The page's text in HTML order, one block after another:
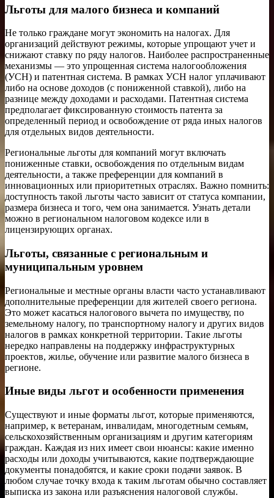
Льготы для малого бизнеса и компаний
Не только граждане могут экономить на налогах. Для
организаций действуют режимы, которые упрощают учет и
снижают ставку по ряду налогов. Наиболее распространенные
механизмы — это упрощенная система налогообложения
(УСН) и патентная система. В рамках УСН налог уплачивают
либо на основе доходов (с пониженной ставкой), либо на
разнице между доходами и расходами. Патентная система
предполагает фиксированную стоимость патента за
определенный период и освобождение от ряда иных налогов
для отдельных видов деятельности.
Региональные льготы для компаний могут включать
пониженные ставки, освобождения по отдельным видам
деятельности, а также преференции для компаний в
инновационных или приоритетных отраслях. Важно помнить:
доступность такой льготы часто зависит от статуса компании,
размера бизнеса и того, чем она занимается. Узнать детали
можно в региональном налоговом кодексе или в
лицензирующих органах.
Льготы, связанные с региональным и
муниципальным уровнем
Региональные и местные органы власти часто устанавливают
дополнительные преференции для жителей своего региона.
Это может касаться налогового вычета по имуществу, по
земельному налогу, по транспортному налогу и других видов
налогов в рамках конкретной территории. Такие льготы
нередко направлены на поддержку инфраструктурных
проектов, жилье, обучение или развитие малого бизнеса в
регионе.
Иные виды льгот и особенности применения
Существуют и иные форматы льгот, которые применяются,
например, к ветеранам, инвалидам, многодетным семьям,
сельскохозяйственным организациям и другим категориям
граждан. Каждая из них имеет свои нюансы: какие именно
расходы или доходы учитываются, какие подтверждающие
документы понадобятся, и какие сроки подачи заявок. В
любом случае точку входа к таким льготам обычно составляет
выписка из закона или разъяснения налоговой службы.